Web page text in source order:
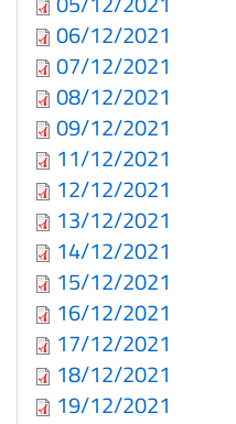
06/12/2021
07/12/2021
08/12/2021
09/12/2021
11/12/2021
12/12/2021
13/12/2021
14/12/2021
15/12/2021
16/12/2021
17/12/2021
18/12/2021
19/12/2021